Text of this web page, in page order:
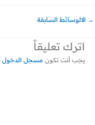
→ الالوسائط السابقة
اترك تعليقاً
يجب أنت تكون مسجل الدخول